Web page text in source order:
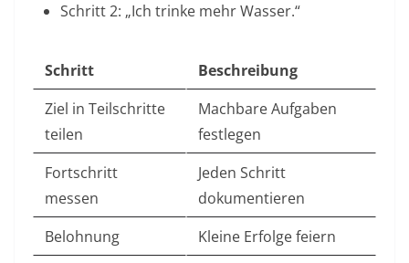
Schritt 2: „Ich trinke mehr Wasser.“
Schritt
Beschreibung
Ziel in Teilschritte
teilen
Machbare Aufgaben
festlegen
Fortschritt
messen
Jeden Schritt
dokumentieren
Belohnung
Kleine Erfolge feiern